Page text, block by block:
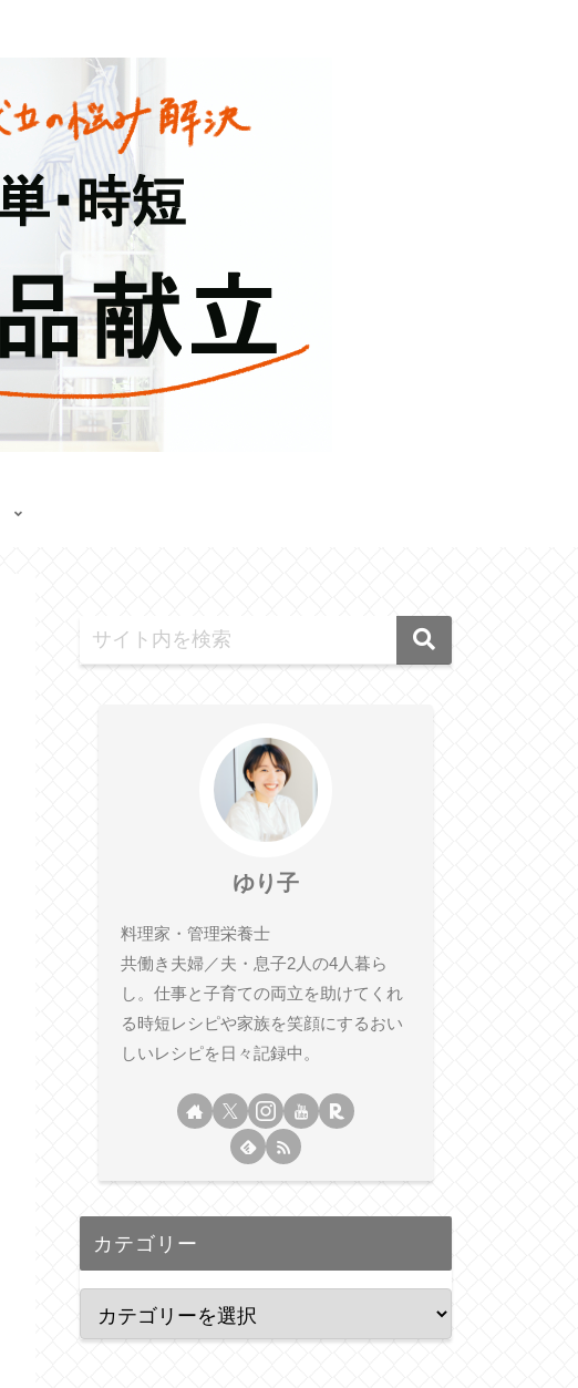
ゆり子
料理家・管理栄養士
共働き夫婦／夫・息子2人の4人暮ら
し。仕事と子育ての両立を助けてくれ
る時短レシピや家族を笑顔にするおい
しいレシピを日々記録中。
カテゴリー